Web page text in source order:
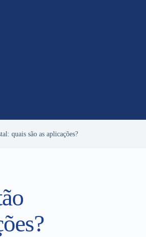
quais são as aplicações?